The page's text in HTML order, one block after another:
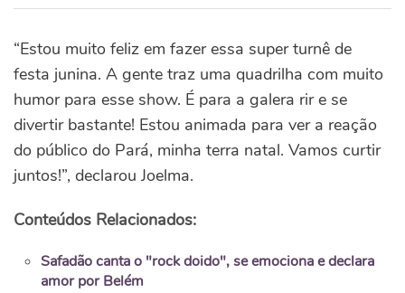
“Estou muito feliz em fazer essa super turnê de
festa junina. A gente traz uma quadrilha com muito
humor para esse show. É para a galera rir e se
divertir bastante! Estou animada para ver a reação
do público do Pará, minha terra natal. Vamos curtir
juntos!”, declarou Joelma.
Conteúdos Relacionados:
Safadão canta o "rock doido", se emociona e declara
amor por Belém